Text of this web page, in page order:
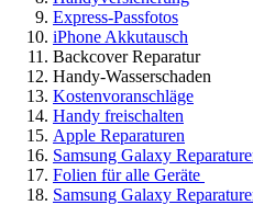
Express-Passfotos
iPhone Akkutausch
Backcover Reparatur
Handy-Wasserschaden
Kostenvoranschläge
Handy freischalten
Apple Reparaturen
Samsung Galaxy
Folien für alle Geräte
Samsung Galaxy